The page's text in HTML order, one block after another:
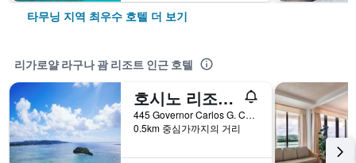
타무닝 지역 최우수 호텔 더 보기
리가로얄 라구나 괌 리조트 인근 호텔
호시노 리조트 리조나레 괌
445 Governor Carlos G. Camacho Road, 타무닝, 괌
0.5km 중심가까지의 거리